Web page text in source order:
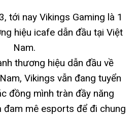
tới nay Vikings Gaming là 1
hiệu icafe dẫn đầu tại Việt
Nam.
thương hiệu dẫn đầu về
Vikings vẫn đang tuyển
đồng mình tràn đầy năng
đam mê esports để đi chung